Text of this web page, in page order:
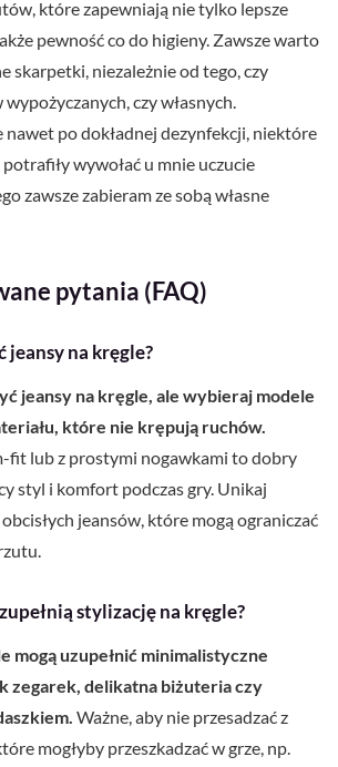
które zapewniają nie tylko lepsze
pewność co do higieny. Zawsze warto
skarpetki, niezależnie od tego, czy
czy własnych.
nawet po dokładnej dezynfekcji, niektóre
wywołać u mnie uczucie
zawsze zabieram ze sobą własne
pytania (FAQ)
jeansy na kręgle?
jeansy na kręgle, ale wybieraj modele
które nie krępują ruchów.
fit lub z prostymi nogawkami to dobry
styl i komfort podczas gry. Unikaj
jeansów, które mogą ograniczać
stylizację na kręgle?
mogą uzupełnić minimalistyczne
zegarek, delikatna biżuteria czy
Ważne, aby nie przesadzać z
mogłyby przeszkadzać w grze, np.